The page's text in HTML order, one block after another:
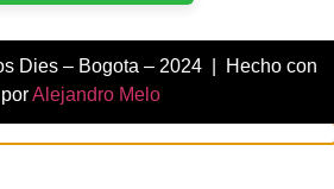
Dies – Bogota – 2024 | Hecho con
porAlejandro Melo